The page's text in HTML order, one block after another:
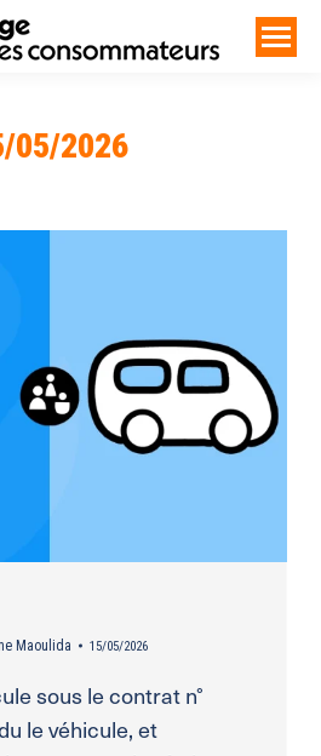
05/2026
Maoulida 15/05/2026
sous le contrat n°
le véhicule, et